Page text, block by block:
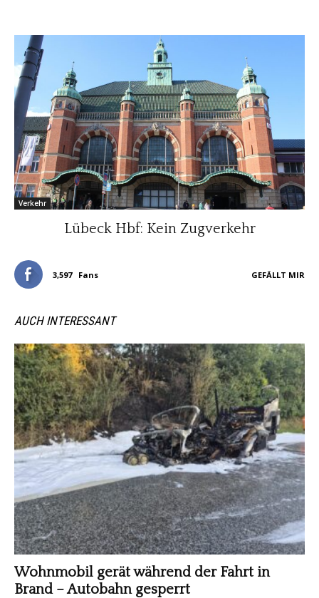
Verkehr
Lübeck Hbf: Kein Zugverkehr
3,597 Fans GEFÄLLT MIR
AUCH INTERESSANT
Wohnmobil gerät während der Fahrt in
Brand – Autobahn gesperrt